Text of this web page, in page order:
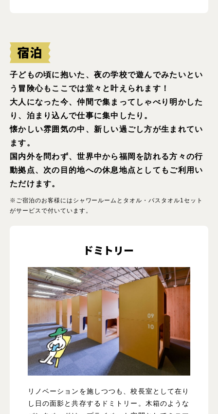
子どもの頃に抱いた、夜の学校で遊んでみたいとい
う冒険心もここでは堂々と叶えられます！
大人になった今、仲間で集まってしゃべり明かした
り、泊まり込んで仕事に集中したり。
懐かしい雰囲気の中、新しい過ごし方が生まれてい
ます。
国内外を問わず、世界中から福岡を訪れる方々の行
動拠点、次の目的地への休息地点としてもご利用い
ただけます。
※ご宿泊のお客様にはシャワールームとタオル・バスタオル1セット
がサービスで付いています。
ドミトリー
リノベーションを施しつつも、校長室として在り
し日の面影と共存するドミトリー。木箱のような